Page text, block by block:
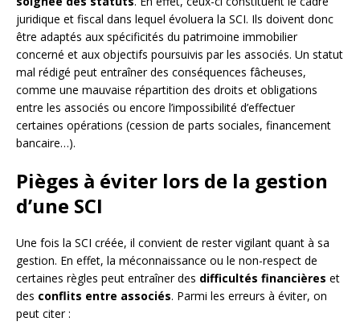
juridique et fiscal dans lequel évoluera la SCI. Ils doivent donc
être adaptés aux spécificités du patrimoine immobilier
concerné et aux objectifs poursuivis par les associés. Un statut
mal rédigé peut entraîner des conséquences fâcheuses,
comme une mauvaise répartition des droits et obligations
entre les associés ou encore l’impossibilité d’effectuer
certaines opérations (cession de parts sociales, financement
bancaire…).
Pièges à éviter lors de la gestion
d’une SCI
Une fois la SCI créée, il convient de rester vigilant quant à sa
gestion. En effet, la méconnaissance ou le non-respect de
certaines règles peut entraîner des difficultés financières et
des conflits entre associés. Parmi les erreurs à éviter, on
peut citer :